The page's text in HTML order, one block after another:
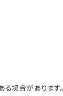
場合があります。